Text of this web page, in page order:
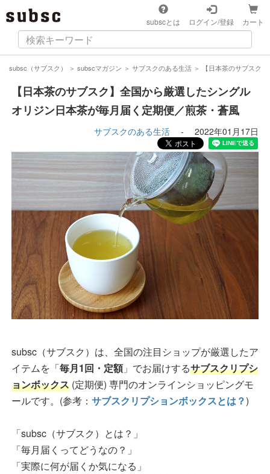
subscとは ログイン/登録 カート
subsc（サブスク） ＞ subscマガジン ＞ サブスクのある生活 ＞ 【日本茶のサブスク
【日本茶のサブスク】全国から厳選したシングル
オリジン日本茶が毎月届く定期便／煎茶・蒼風
サブスクのある生活 - 2022年01月17日
subsc（サブスク）は、全国の注目ショップが厳選したア
イテムを「毎月1回・定額」でお届けするサブスクリプシ
ョンボックス (定期便) 専門のオンラインショッピングモ
ールです。(参考： サブスクリプションボックスとは？)
「subsc（サブスク）とは？」
「毎月届くってどうなの？」
「実際に何が届くか気になる」